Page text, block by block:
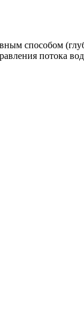
способом
потока